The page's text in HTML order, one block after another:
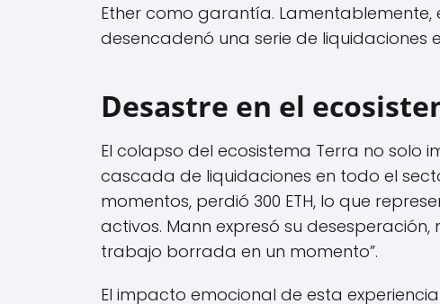
Ether como garantía.
desencadenó una serie de
Desastre en el
El colapso del ecosistema Terra no solo
cascada de liquidaciones en todo el
momentos, perdió 300 ETH, lo que
activos. Mann expresó su
trabajo borrada en un momento”.
El impacto emocional de esta